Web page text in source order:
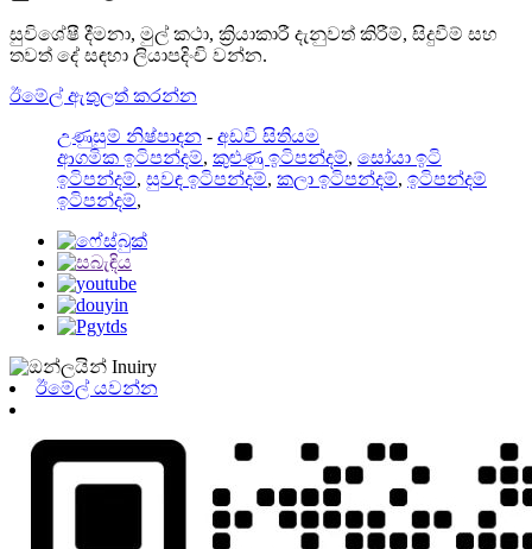
සුවිශේෂී දීමනා, මුල් කථා, ක්‍රියාකාරී දැනුවත් කිරීම්, සිදුවීම් සහ
තවත් දේ සඳහා ලියාපදිංචි වන්න.
ඊමේල් ඇතුලත් කරන්න
උණුසුම් නිෂ්පාදන - අඩවි සිතියම
ආගමික ඉටිපන්දම්, කුළුණු ඉටිපන්දම්, සෝයා ඉටි
ඉටිපන්දම්, සුවඳ ඉටිපන්දම්, කලා ඉටිපන්දම්, ඉටිපන්දම්
ඉටිපන්දම්,
ඊමේල් යවන්න